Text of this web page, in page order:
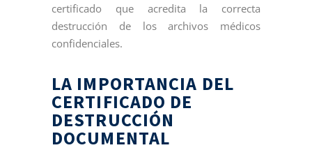
certificado que acredita la correcta
destrucción de los archivos médicos
confidenciales.
LA IMPORTANCIA DEL
CERTIFICADO DE
DESTRUCCIÓN
DOCUMENTAL